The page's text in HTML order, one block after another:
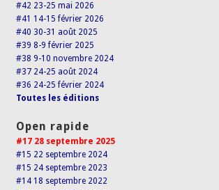
#42 23-25 mai 2026
#41 14-15 février 2026
#40 30-31 août 2025
#39 8-9 février 2025
#38 9-10 novembre 2024
#37 24-25 août 2024
#36 24-25 février 2024
Toutes les éditions
Open rapide
#17 28 septembre 2025
#15 22 septembre 2024
#15 24 septembre 2023
#14 18 septembre 2022